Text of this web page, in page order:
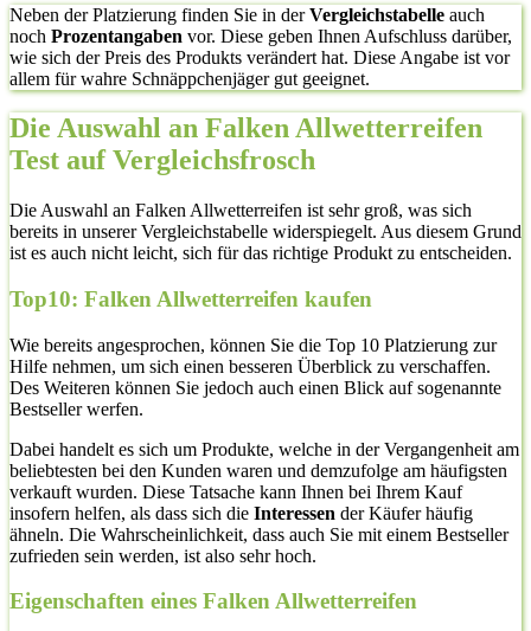
Neben der Platzierung finden Sie in derVergleichstabelle auch
noch Prozentangaben vor. Diese geben Ihnen Aufschluss darüber,
wie sich der Preis des Produkts verändert hat. Diese Angabe ist vor
allem für wahre Schnäppchenjäger gut geeignet.
Die Auswahl an Falken Allwetterreifen
Test auf Vergleichsfrosch
Die Auswahl an Falken Allwetterreifen ist sehr groß, was sich
bereits in unserer Vergleichstabelle widerspiegelt. Aus diesem Grund
ist es auch nicht leicht, sich für das richtige Produkt zu entscheiden.
Top10: Falken Allwetterreifen kaufen
Wie bereits angesprochen, können Sie die Top 10 Platzierung zur
Hilfe nehmen, um sich einen besseren Überblick zu verschaffen.
Des Weiteren können Sie jedoch auch einen Blick auf sogenannte
Bestseller werfen.
Dabei handelt es sich um Produkte, welche in der Vergangenheit am
beliebtesten bei den Kunden waren und demzufolge am häufigsten
verkauft wurden. Diese Tatsache kann Ihnen bei Ihrem Kauf
insofern helfen, als dass sich die Interessen der Käufer häufig
ähneln. Die Wahrscheinlichkeit, dass auch Sie mit einem Bestseller
zufrieden sein werden, ist also sehr hoch.
Eigenschaften eines Falken Allwetterreifen